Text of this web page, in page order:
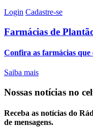
Login Cadastre-se
Farmácias de
Confira as farmácias que
Saiba mais
Nossas notícias no
Receba as notícias do
de mensagens.